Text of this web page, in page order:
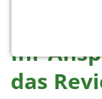
Ihr
das